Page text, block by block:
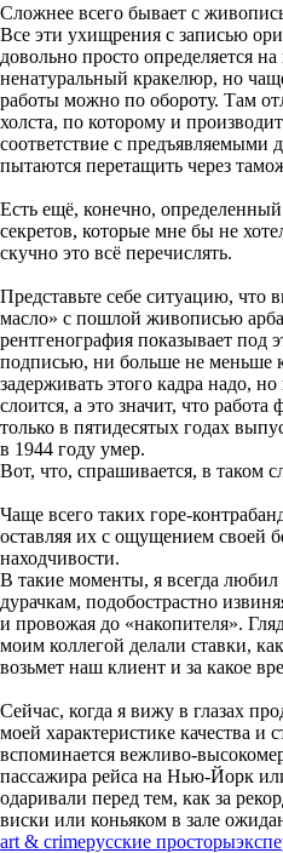
Сложнее всего бывает с
Все эти ухищрения с записью
довольно просто определяется
ненатуральный кракелюр, но
работы можно по обороту. Там
холста, по которому и
соответствие с предъявляемыми
пытаются перетащить через
Есть ещё, конечно,
секретов, которые мне бы не
скучно это всё перечислять.
Представьте себе ситуацию, что
масло» с пошлой живописью
рентгенография показывает под
подписью, ни больше не меньше
задерживать этого кадра надо,
слоится, а это значит, что
только в пятидесятых годах
в 1944 году умер.
Вот, что, спрашивается, в таком
Чаще всего таких горе-
оставляя их с ощущением своей
находчивости.
В такие моменты, я всегда
дурачкам, подобострастно
и провожая до «накопителя».
моим коллегой делали ставки,
возьмет наш клиент и за какое
Сейчас, когда я вижу в глазах
моей характеристике качества и
вспоминается вежливо-
пассажира рейса на Нью-Йорк
одаривали перед тем, как за
виски или коньяком в зале
art & crimeрусские просторы